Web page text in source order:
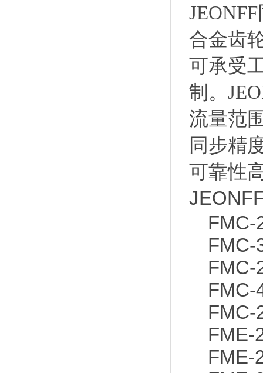
合金齿
可承受
制。
流量范
同步精
可靠性
FMC-
FMC-
FMC-
FMC-
FMC-
FME-
FME-